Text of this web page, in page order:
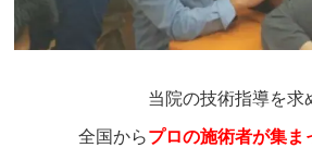
当院の技術指導を求
全国からプロの施術者が集ま